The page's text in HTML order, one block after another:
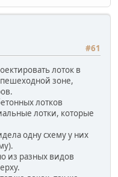
#61
лоток в
зоне,
лотков
лотки, которые
одну схему у них
из разных видов